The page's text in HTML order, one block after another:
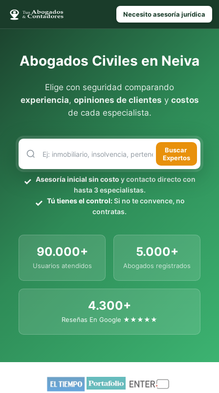
Necesito asesoría jurídica
Abogados Civiles en Neiva
Elige con seguridad comparando
experiencia, opiniones de clientes y costos
de cada especialista.
Buscar
Expertos
Asesoría inicial sin costo y contacto directo con
hasta 3 especialistas.
Tú tienes el control:Si no te convence, no
contratas.
90.000+
Usuarios atendidos
5.000+
Abogados registrados
4.300+
Reseñas En Google ★★★★★